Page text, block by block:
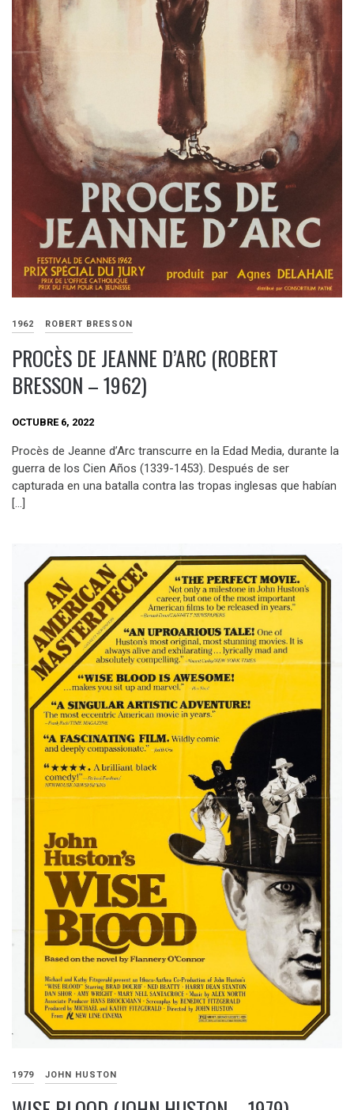
1962 ROBERT BRESSON
PROCÈS DE JEANNE D’ARC (ROBERT
BRESSON – 1962)
OCTUBRE 6, 2022
Procès de Jeanne d’Arc transcurre en la Edad Media, durante la
guerra de los Cien Años (1339-1453). Después de ser
capturada en una batalla contra las tropas inglesas que habían
[…]
1979 JOHN HUSTON